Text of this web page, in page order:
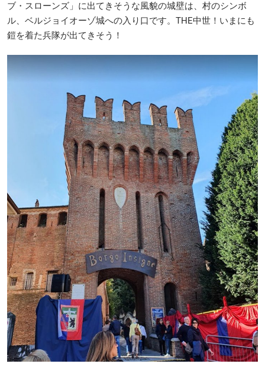
ブ・スローンズ」に出てきそうな風貌の城壁は、村のシンボ
ル、ベルジョイオーゾ城への入り口です。THE中世！いまにも
鎧を着た兵隊が出てきそう！